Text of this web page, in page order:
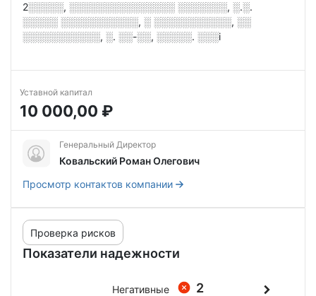
2░░░░░, ░░░░░░░░░░░░░░░ ░░░░░░░, ░.░.
░░░░░ ░░░░░░░░░░░, ░ ░░░░░░░░░░░, ░░
░░░░░░░░░░░, ░. ░░-░░, ░░░░░. ░░░i
Уставной капитал
10 000,00 ₽
Генеральный Директор
Ковальский Роман Олегович
Просмотр контактов компании
Показатели надежности
Проверка рисков
2
Негативные